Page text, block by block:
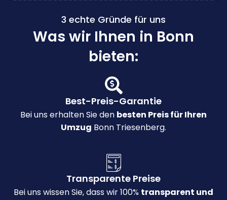
3 echte Gründe für uns
Was wir Ihnen in Bonn
bieten:
Best-Preis-Garantie
Bei uns erhalten Sie den besten Preis für Ihren
Umzug Bonn Triesenberg.
Transparente Preise
Bei uns wissen Sie, dass wir 100% transparent und